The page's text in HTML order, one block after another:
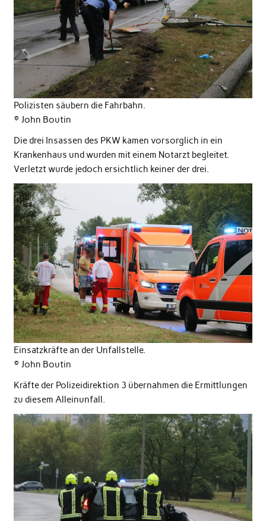
Polizisten säubern die Fahrbahn.
© John Boutin
Die drei Insassen des PKW kamen vorsorglich in ein
Krankenhaus und wurden mit einem Notarzt begleitet.
Verletzt wurde jedoch ersichtlich keiner der drei.
Einsatzkräfte an der Unfallstelle.
© John Boutin
Kräfte der Polizeidirektion 3 übernahmen die Ermittlungen
zu diesem Alleinunfall.